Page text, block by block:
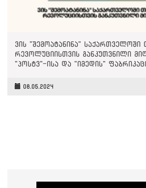
ვის "შემოატანინა" საქართველოში
რევოლუციისთვის განკუთვნილი
"პოსტვ"-ისა და "იმედის"
08.05.2024